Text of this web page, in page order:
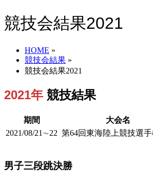
競技会結果2021
HOME »
競技会結果 »
競技会結果2021
2021年 競技結果
期間 大会名
2021/08/21∼22 第64回東海陸上競技選
男子三段跳決勝